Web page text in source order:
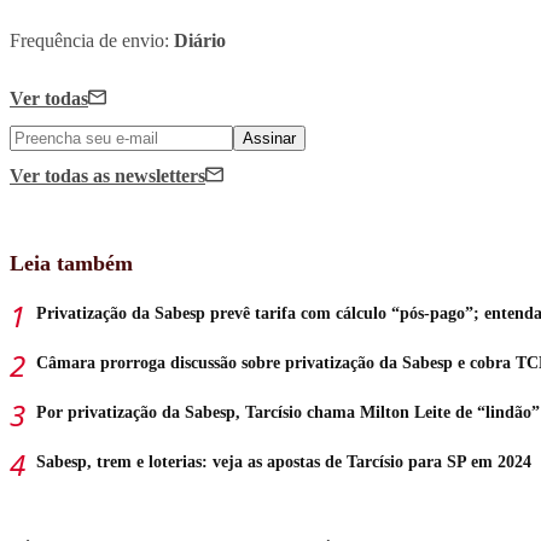
Frequência de envio: Diário
Ver todas
Assinar
Ver todas as newsletters
Leia também
Privatização da Sabesp prevê tarifa com cálculo “pós-pago”; entenda
Câmara prorroga discussão sobre privatização da Sabesp e cobra
Por privatização da Sabesp, Tarcísio chama Milton Leite de “lindão”
Sabesp, trem e loterias: veja as apostas de Tarcísio para SP em 2024